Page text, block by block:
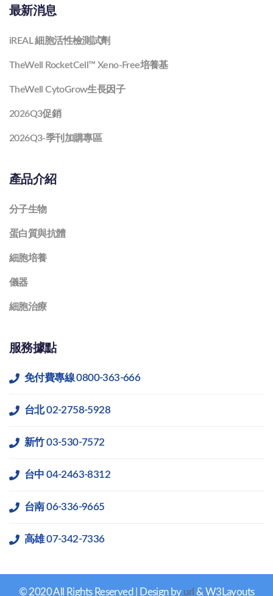
最新消息
iREAL 細胞活性檢測試劑
TheWell RocketCell™ Xeno-Free培養基
TheWell CytoGrow生長因子
2026Q3促銷
2026Q3-季刊加購專區
產品介紹
分子生物
蛋白質與抗體
細胞培養
儀器
細胞治療
服務據點
免付費專線 0800-363-666
台北 02-2758-5928
新竹 03-530-7572
台中 04-2463-8312
台南 06-336-9665
高雄 07-342-7336
© 2020 All Rights Reserved | Design by url & W3Layouts